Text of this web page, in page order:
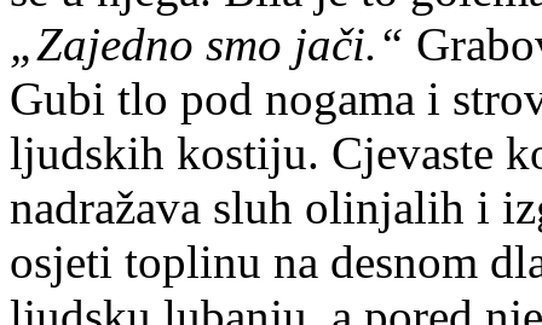
„Zajedno smo jači.“
Gubi tlo pod nogama i
ljudskih kostiju. Cjevaste
nadražava sluh olinjalih i
osjeti toplinu na desnom